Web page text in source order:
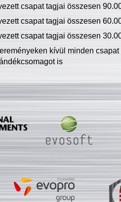
csapat tagjai összesen
csapat tagjai összesen
csapat tagjai összesen
kívül minden
is